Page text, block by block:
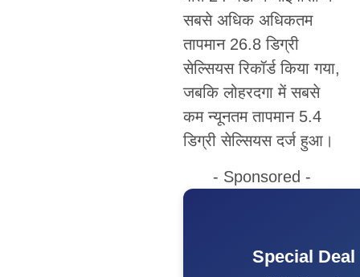
सबसे अधिक अधिकतम
तापमान 26.8 डिग्री
सेल्सियस रिकॉर्ड किया गया,
जबकि लोहरदगा में सबसे
कम न्यूनतम तापमान 5.4
डिग्री सेल्सियस दर्ज हुआ।
- Sponsored -
Special Deal